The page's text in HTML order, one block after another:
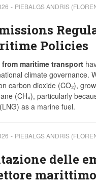
PIEBALGS ANDRIS
Policies
maritime transport
climate governance.
carbon dioxide (CO₂),
(CH₄), particularly
as a marine fuel.
PIEBALGS ANDRIS
delle
marittimo